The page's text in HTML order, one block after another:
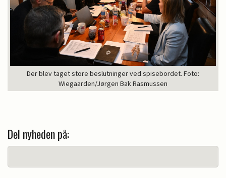
Der blev taget store beslutninger ved spisebordet. Foto:
Wiegaarden/Jørgen Bak Rasmussen
Del nyheden på: